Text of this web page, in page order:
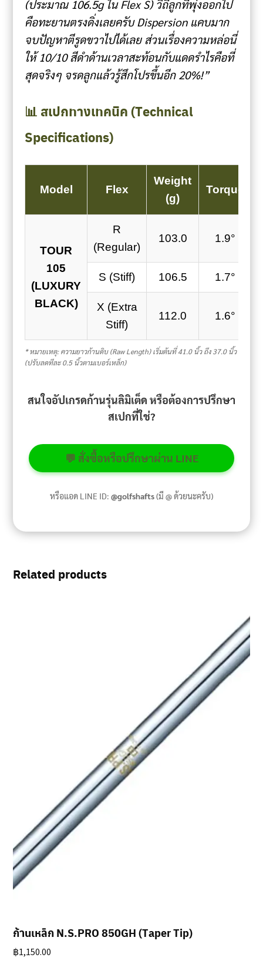
(ประมาณ 106.5g ใน Flex S) วิถีลูกที่พุ่งออกไป
คือทะยานตรงดิ่งเลยครับ Dispersion แคบมาก
จบปัญหาตีรูดขวาไปได้เลย ส่วนเรื่องความหล่อนี่
ให้ 10/10 สีดำด้านเวลาสะท้อนกับแดดรำไรคือที่
สุดจริงๆ จรดลูกแล้วรู้สึกโปรขึ้นอีก 20%!”
📊 สเปกทางเทคนิค (Technical
Specifications)
Model Flex
Weight
(g)
Torque
TOUR
105
(LUXURY
BLACK)
R
(Regular)
103.0 1.9°
S (Stiff) 106.5 1.7°
X (Extra
Stiff)
112.0 1.6°
* หมายเหตุ: ความยาวก้านดิบ (Raw Length) เริ่มต้นที่ 41.0 นิ้ว ถึง 37.0 นิ้ว
(ปรับลดทีละ 0.5 นิ้วตามเบอร์เหล็ก)
สนใจอัปเกรดก้านรุ่นลิมิเต็ด หรือต้องการปรึกษา
สเปกที่ใช่?
💬 สั่งซื้อหรือปรึกษาผ่าน LINE
หรือแอด LINE ID: @golfshafts(มี @ ด้วยนะครับ)
Related products
ก้านเหล็ก N.S.PRO 850GH (Taper Tip)
฿1,150.00